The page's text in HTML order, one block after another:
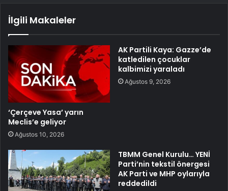
İlgili Makaleler
‘Çerçeve Yasa’ yarın
Meclis’e geliyor
Ağustos 10, 2026
AK Partili Kaya: Gazze’de
katledilen çocuklar
kalbimizi yaraladı
Ağustos 9, 2026
TBMM Genel Kurulu… YENİ
Parti’nin tekstil önergesi
AK Parti ve MHP oylarıyla
reddedildi